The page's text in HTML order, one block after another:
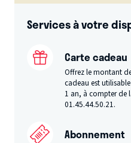
Services à votre
Carte cadeau
Offrez le montant
cadeau est
1 an, à compter de
01.45.44.50.21.
Abonnement